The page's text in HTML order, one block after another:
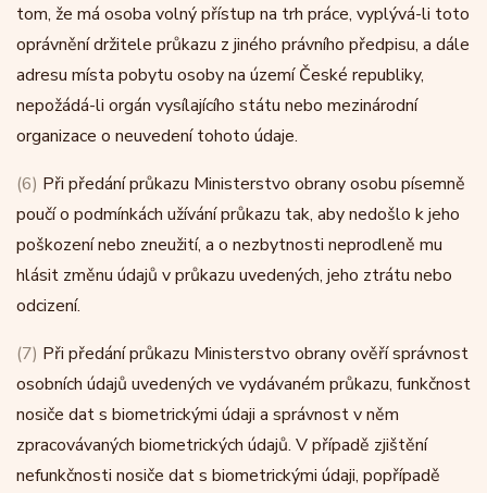
tom, že má osoba volný přístup na trh práce, vyplývá-li toto
oprávnění držitele průkazu z jiného právního předpisu, a dále
adresu místa pobytu osoby na území České republiky,
nepožádá-li orgán vysílajícího státu nebo mezinárodní
organizace o neuvedení tohoto údaje.
(6) Při předání průkazu Ministerstvo obrany osobu písemně
poučí o podmínkách užívání průkazu tak, aby nedošlo k jeho
poškození nebo zneužití, a o nezbytnosti neprodleně mu
hlásit změnu údajů v průkazu uvedených, jeho ztrátu nebo
odcizení.
(7) Při předání průkazu Ministerstvo obrany ověří správnost
osobních údajů uvedených ve vydávaném průkazu, funkčnost
nosiče dat s biometrickými údaji a správnost v něm
zpracovávaných biometrických údajů. V případě zjištění
nefunkčnosti nosiče dat s biometrickými údaji, popřípadě